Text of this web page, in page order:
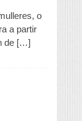
o
a partir
de […]